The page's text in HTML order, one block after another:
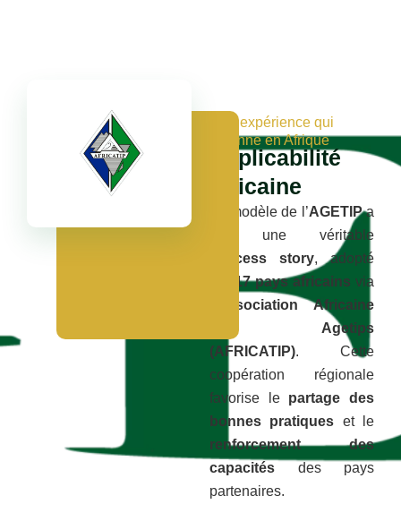
Une expérience qui
rayonne en Afrique
Réplicabilité
africaine
Le modèle de l’AGETIPa
été une véritable
success story, adopté
17 pays africains via
Association Africaine
des Agetips
(AFRICATIP). Cette
coopération régionale
favorise le partage des
bonnes pratiques et le
renforcement des
capacités des pays
partenaires.